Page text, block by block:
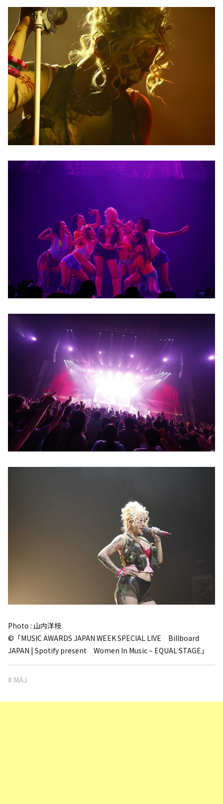
Photo : 山内洋枝
©「MUSIC AWARDS JAPAN WEEK SPECIAL LIVE Billboard
JAPAN | Spotify present Women In Music – EQUAL STAGE」
# MAJ